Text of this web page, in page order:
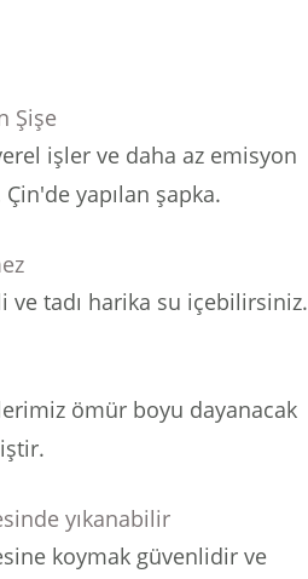
Şişe
işler ve daha az emisyon
Çin'de yapılan şapka.
ve tadı harika su içebilirsiniz.
ömür boyu dayanacak
yıkanabilir
koymak güvenlidir ve